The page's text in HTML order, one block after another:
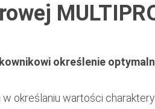
określenie
określaniu wartości